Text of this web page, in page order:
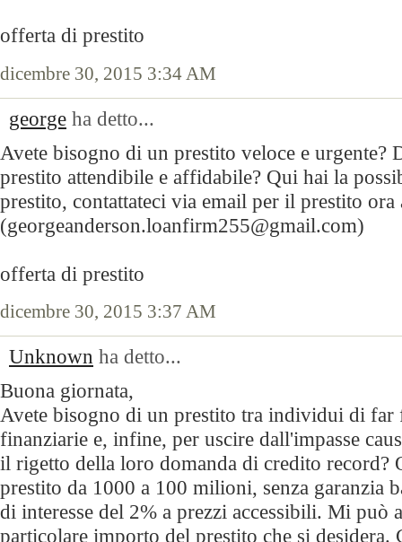
offerta di prestito
dicembre 30, 2015 3:34 AM
george ha detto...
Avete bisogno di un prestito veloce e urgente?
prestito attendibile e affidabile? Qui hai la
prestito, contattateci via email per il prestito
(georgeanderson.loanfirm255@gmail.com)
offerta di prestito
dicembre 30, 2015 3:37 AM
Unknown ha detto...
Buona giornata,
Avete bisogno di un prestito tra individui di
finanziarie e, infine, per uscire dall'impasse
il rigetto della loro domanda di credito record?
prestito da 1000 a 100 milioni, senza garanzia
di interesse del 2% a prezzi accessibili. Mi può
particolare importo del prestito che si desidera.